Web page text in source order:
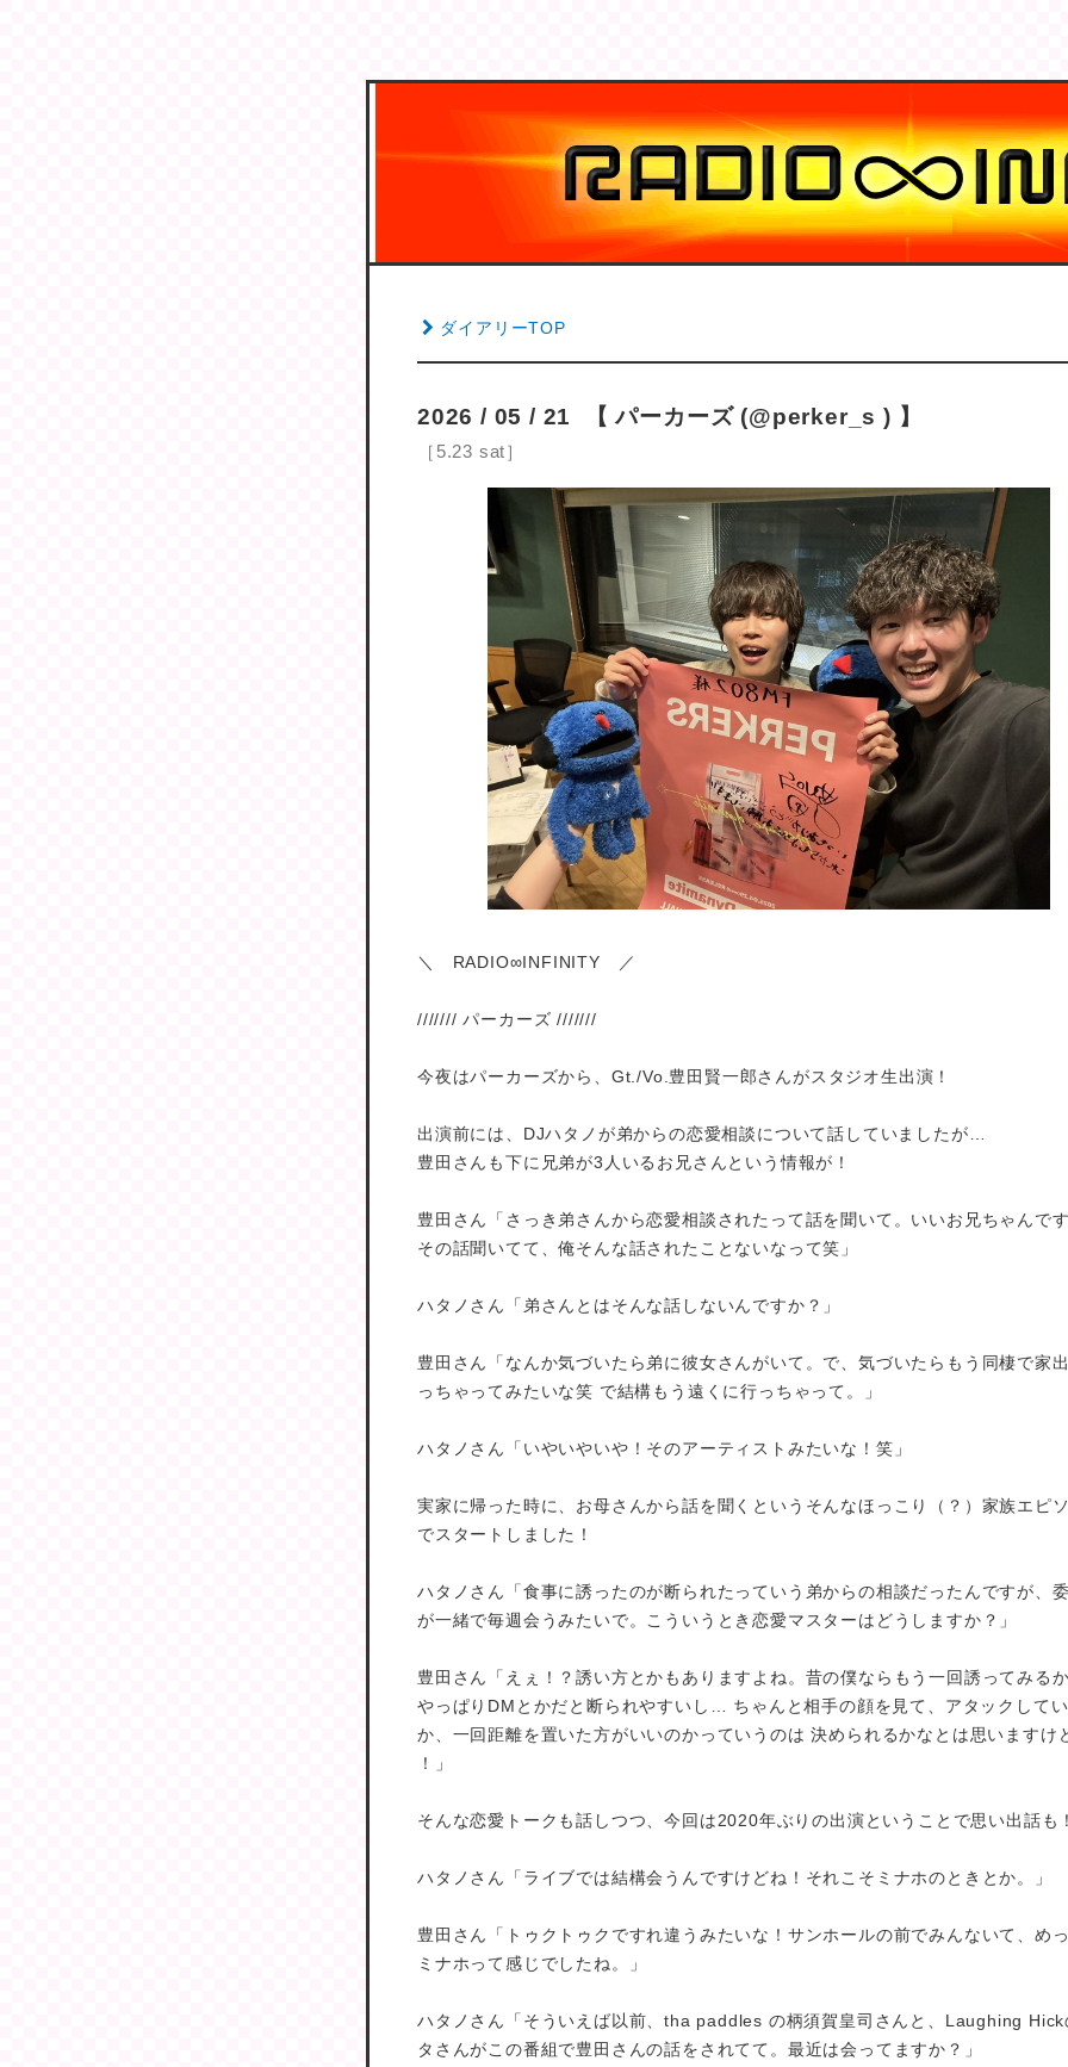
ダイアリーTOP
2026 / 05 / 21 【 パーカーズ (@perker_s ) 】
［5.23 sat］
＼ RADIO∞INFINITY ／
/////// パーカーズ ///////
今夜はパーカーズから、Gt./Vo.豊田賢一郎さんがスタジオ生出演！
出演前には、DJハタノが弟からの恋愛相談について話していましたが…
豊田さんも下に兄弟が3人いるお兄さんという情報が！
豊田さん「さっき弟さんから恋愛相談されたって話を聞いて。いいお兄ちゃんです
その話聞いてて、俺そんな話されたことないなって笑」
ハタノさん「弟さんとはそんな話しないんですか？」
豊田さん「なんか気づいたら弟に彼女さんがいて。で、気づいたらもう同棲で家
っちゃってみたいな笑 で結構もう遠くに行っちゃって。」
ハタノさん「いやいやいや！そのアーティストみたいな！笑」
実家に帰った時に、お母さんから話を聞くというそんなほっこり（？）家族エピ
でスタートしました！
ハタノさん「食事に誘ったのが断られたっていう弟からの相談だったんですが、
が一緒で毎週会うみたいで。こういうとき恋愛マスターはどうしますか？」
豊田さん「えぇ！？誘い方とかもありますよね。昔の僕ならもう一回誘ってみるか
やっぱりDMとかだと断られやすいし… ちゃんと相手の顔を見て、アタックして
か、一回距離を置いた方がいいのかっていうのは 決められるかなとは思いますけ
！」
そんな恋愛トークも話しつつ、今回は2020年ぶりの出演ということで思い出話も！
ハタノさん「ライブでは結構会うんですけどね！それこそミナホのときとか。」
豊田さん「トゥクトゥクですれ違うみたいな！サンホールの前でみんないて、め
ミナホって感じでしたね。」
ハタノさん「そういえば以前、tha paddles の柄須賀皇司さんと、Laughing Hick
タさんがこの番組で豊田さんの話をされてて。最近は会ってますか？」